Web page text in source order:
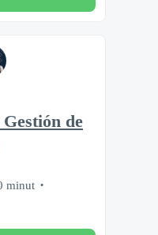
de
minut